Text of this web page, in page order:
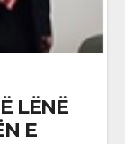
LËNË
E